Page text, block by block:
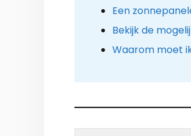
Een
Bekijk de
Waarom moet